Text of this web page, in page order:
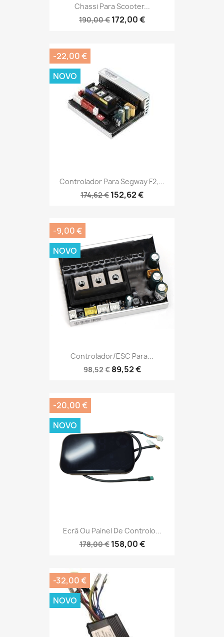
Chassi Para Scooter...
190,00 € 172,00 €
Controlador Para Segway F2,...
174,62 € 152,62 €
-22,00 €
NOVO
Controlador/ESC Para...
98,52 € 89,52 €
-9,00 €
NOVO
Ecrã Ou Painel De Controlo...
178,00 € 158,00 €
-20,00 €
NOVO
-32,00 €
NOVO